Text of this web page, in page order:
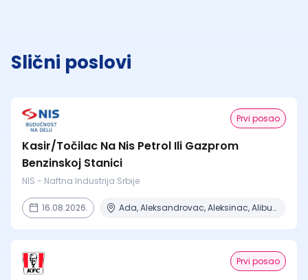
Slični poslovi
Prvi posao
Kasir/Točilac Na Nis Petrol Ili Gazprom
Benzinskoj Stanici
NIS - Naftna Industrija Srbije
16.08.2026. Ada, Aleksandrovac, Aleksinac, Alibunar, Apatin + 206 mesta
Prvi posao